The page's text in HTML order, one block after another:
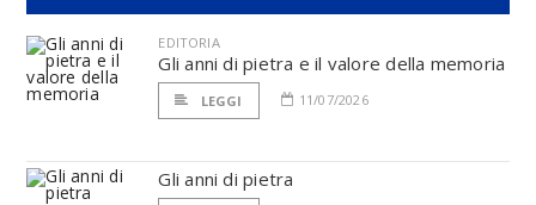
EDITORIA
Gli anni di pietra e il valore della memoria
LEGGI 11/07/2026
Gli anni di pietra